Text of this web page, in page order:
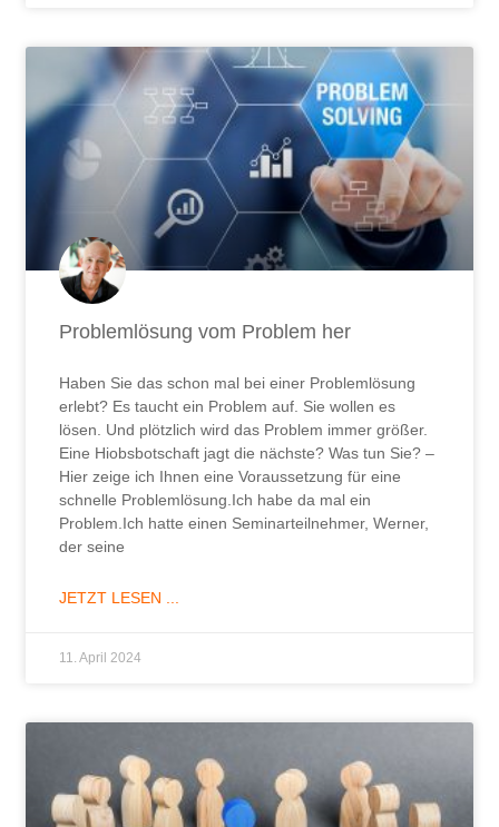
Problemlösung vom Problem her
Haben Sie das schon mal bei einer Problemlösung
erlebt? Es taucht ein Problem auf. Sie wollen es
lösen. Und plötzlich wird das Problem immer größer.
Eine Hiobsbotschaft jagt die nächste? Was tun Sie? –
Hier zeige ich Ihnen eine Voraussetzung für eine
schnelle Problemlösung.Ich habe da mal ein
Problem.Ich hatte einen Seminarteilnehmer, Werner,
der seine
JETZT LESEN ...
11. April 2024